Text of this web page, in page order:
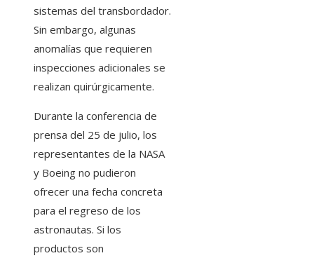
sistemas del transbordador.
Sin embargo, algunas
anomalías que requieren
inspecciones adicionales se
realizan quirúrgicamente.
Durante la conferencia de
prensa del 25 de julio, los
representantes de la NASA
y Boeing no pudieron
ofrecer una fecha concreta
para el regreso de los
astronautas. Si los
productos son